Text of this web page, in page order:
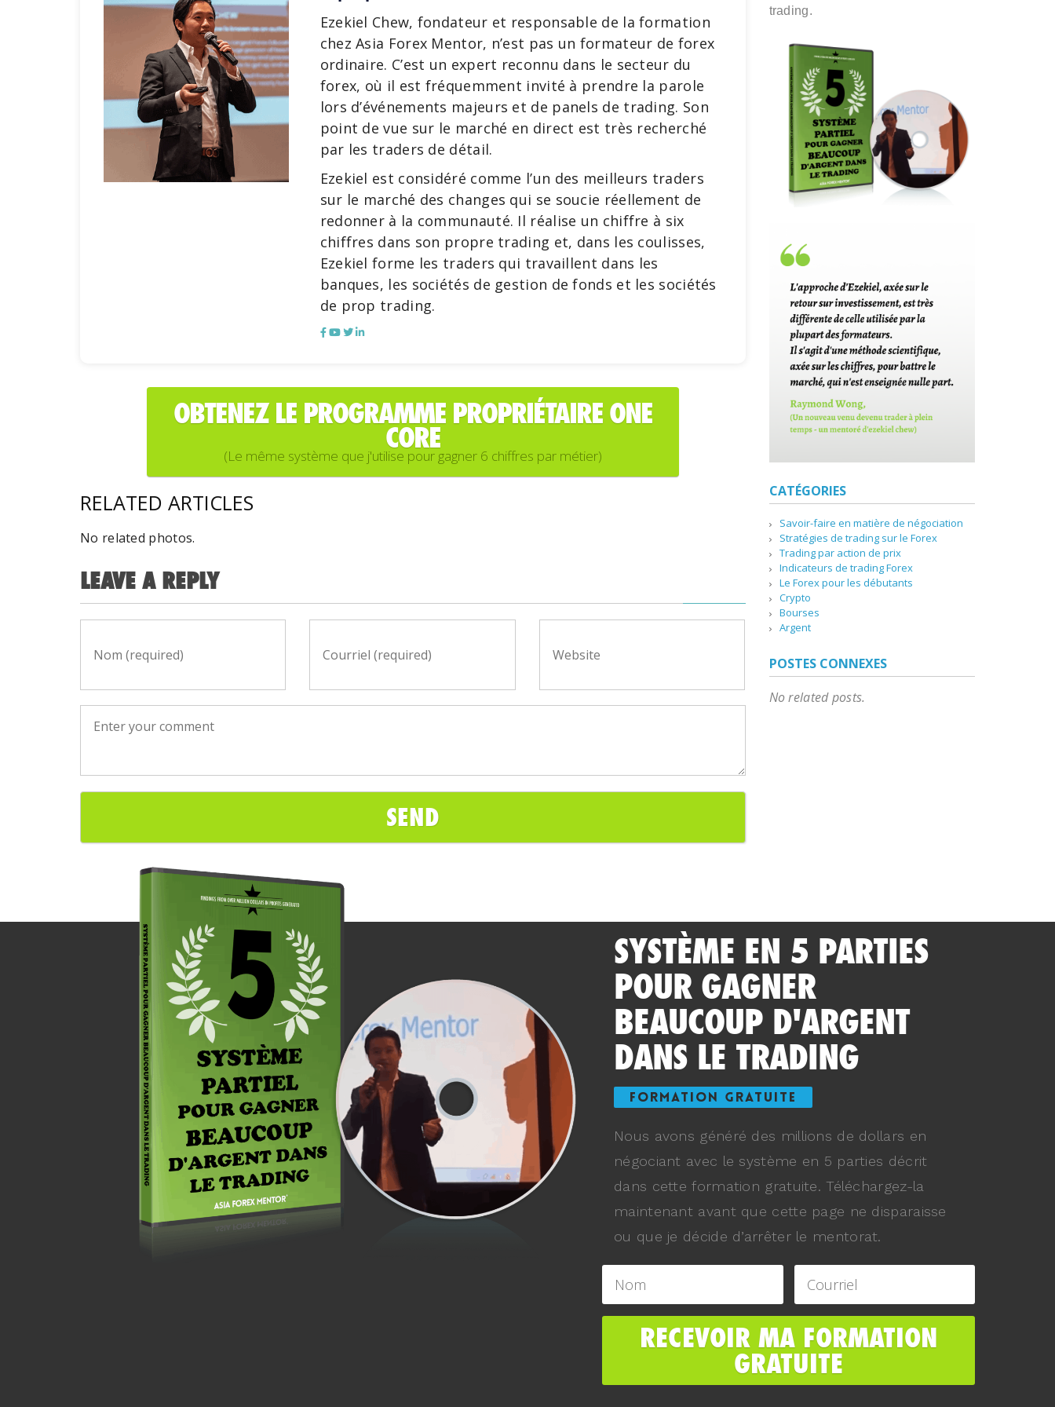
Ezekiel Chew, fondateur et responsable de la formation
chez Asia Forex Mentor, n’est pas un formateur de forex
ordinaire. C’est un expert reconnu dans le secteur du
forex, où il est fréquemment invité à prendre la parole
lors d’événements majeurs et de panels de trading. Son
point de vue sur le marché en direct est très recherché
par les traders de détail.
Ezekiel est considéré comme l’un des meilleurs traders
sur le marché des changes qui se soucie réellement de
redonner à la communauté. Il réalise un chiffre à six
chiffres dans son propre trading et, dans les coulisses,
Ezekiel forme les traders qui travaillent dans les
banques, les sociétés de gestion de fonds et les sociétés
de prop trading.
OBTENEZ LE PROGRAMME PROPRIÉTAIRE ONE
CORE
(Le même système que j'utilise pour gagner 6 chiffres par métier)
RELATED ARTICLES
No related photos.
LEAVE A REPLY
trading.
CATÉGORIES
Savoir-faire en matière de négociation
Stratégies de trading sur le Forex
Trading par action de prix
Indicateurs de trading Forex
Le Forex pour les débutants
Crypto
Bourses
Argent
POSTES CONNEXES
No related posts.
SYSTÈME EN 5 PARTIES
POUR GAGNER
BEAUCOUP D'ARGENT
DANS LE TRADING
FORMATION GRATUITE
Nous avons généré des millions de dollars en
négociant avec le système en 5 parties décrit
dans cette formation gratuite. Téléchargez-la
maintenant avant que cette page ne disparaisse
ou que je décide d’arrêter le mentorat.